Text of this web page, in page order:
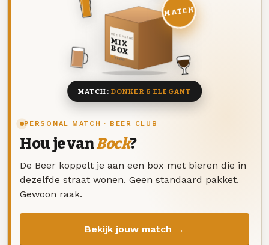
PERSONAL MATCH · BEER CLUB
Hou je vanBock?
De Beer koppelt je aan een box met bieren die in
dezelfde straat wonen. Geen standaard pakket.
Gewoon raak.
Bekijk jouw match →
DEZE MAAND
MIX
BOX
8 BIEREN
MATCH
MATCH: DONKER & ELEGANT